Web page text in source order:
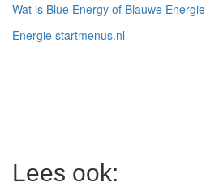
Wat is Blue Energy of Blauwe Energie
Energie startmenus.nl
Lees ook: